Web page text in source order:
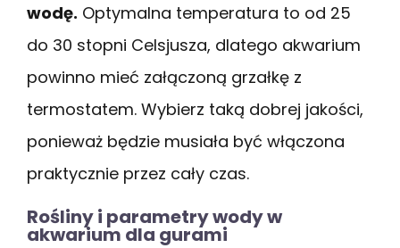
wodę. Optymalna temperatura to od 25
do 30 stopni Celsjusza, dlatego akwarium
powinno mieć załączoną grzałkę z
termostatem. Wybierz taką dobrej jakości,
ponieważ będzie musiała być włączona
praktycznie przez cały czas.
Rośliny i parametry wody w
akwarium dla gurami